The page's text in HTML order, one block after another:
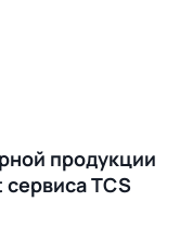
продукции
TCS